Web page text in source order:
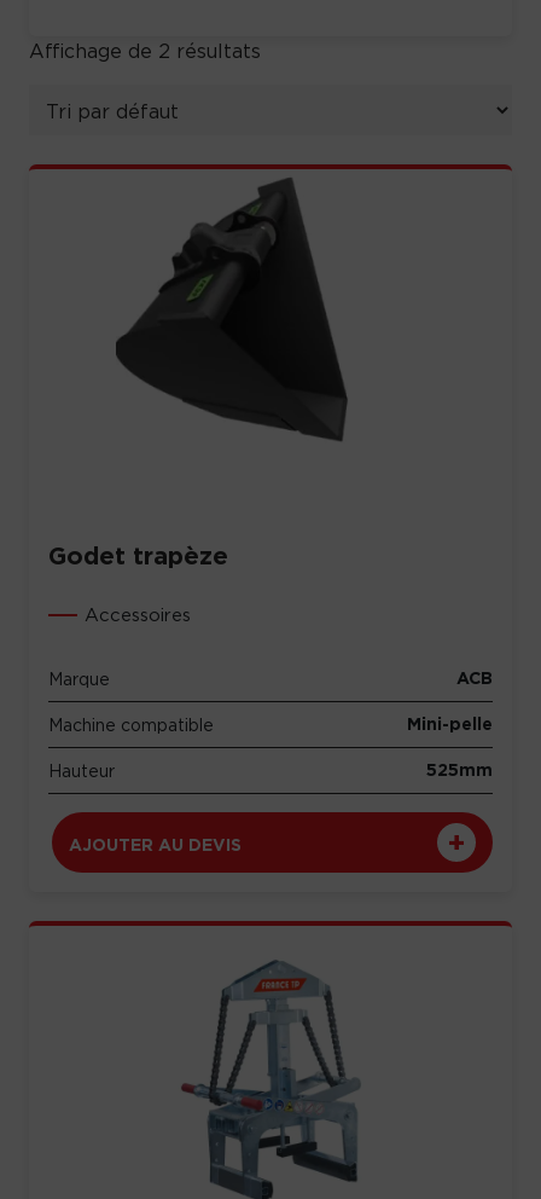
Affichage de 2 résultats
Godet trapèze
Accessoires
Marque ACB
Machine compatible Mini-pelle
Hauteur 525mm
AJOUTER AU DEVIS